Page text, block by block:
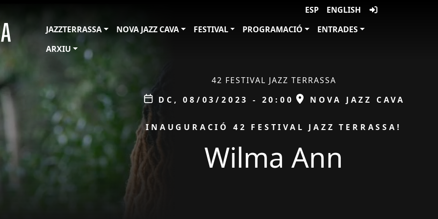
ESP
ENGLISH
JAZZTERRASSA
NOVA JAZZ CAVA FESTIVAL PROGRAMACIÓ
ENTRADES
ARXIU
42 FESTIVAL JAZZ TERRASSA
Data
DC, 08/03/2023 - 20:00 ESPAI
NOVA JAZZ CAVA
PROMOCIÓ
INAUGURACIÓ 42 FESTIVAL JAZZ TERRASSA!
Wilma Ann